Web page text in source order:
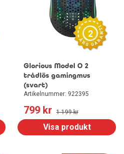
2
Glorious Model O 2
trådlös gamingmus
(svart)
Artikelnummer: 922395
799 kr 1 199 kr
Visa produkt